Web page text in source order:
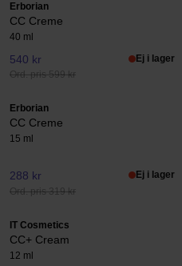
Erborian
CC Creme
40 ml
540 kr
Ord. pris 599 kr
Ej i lager
Erborian
CC Creme
15 ml
288 kr
Ord. pris 319 kr
Ej i lager
IT Cosmetics
CC+ Cream
12 ml